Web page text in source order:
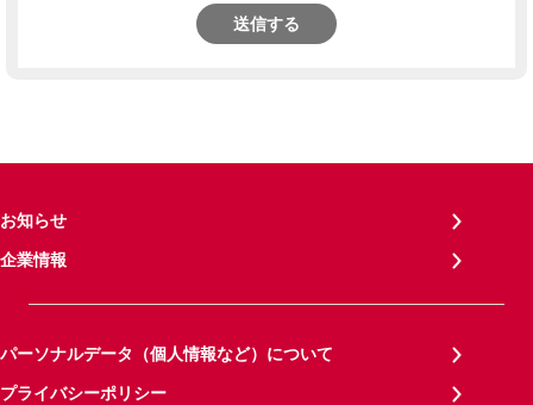
送信する
お知らせ
企業情報
パーソナルデータ（個人情報など）について
プライバシーポリシー